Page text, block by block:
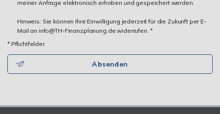
meiner Anfrage elektronisch erhoben und gespeichert werden.
Hinweis: Sie können Ihre Einwilligung jederzeit für die Zukunft per E-
Mail an info@TH-Finanzplanung.de widerrufen. *
* Pflichtfelder
Absenden